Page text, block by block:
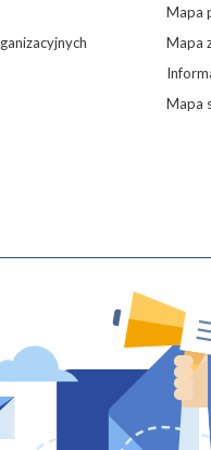
Mapa
Mapa
Mapa